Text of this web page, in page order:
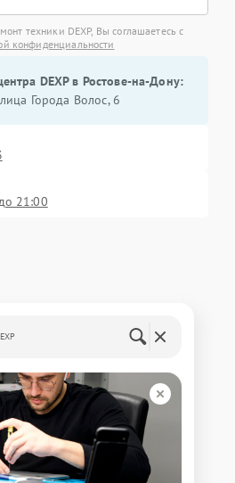
техники DEXP, Вы соглашаетесь с
конфиденциальности
DEXP в Ростове-на-Дону:
Города Волос, 6
21:00